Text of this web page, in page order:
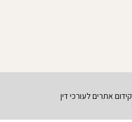
קידום אתרים לעורכי דין